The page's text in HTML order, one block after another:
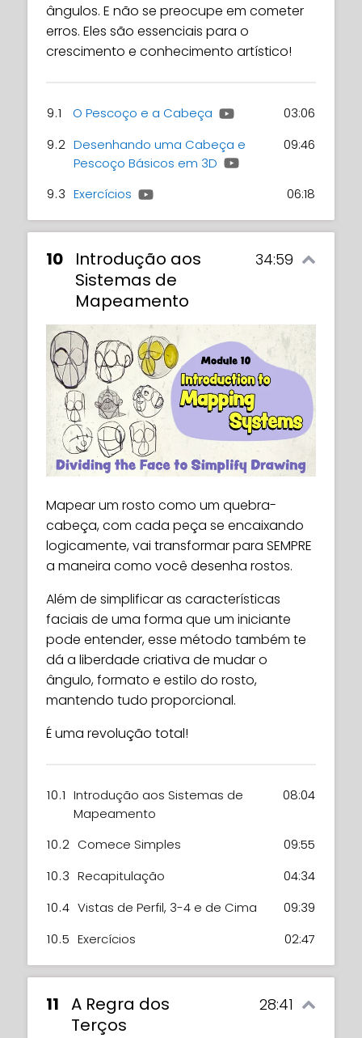
ângulos. E não se preocupe em cometer
erros. Eles são essenciais para o
crescimento e conhecimento artístico!
9.1 O Pescoço e a Cabeça
03:06
9.2 Desenhando uma Cabeça e
Pescoço Básicos em 3D
09:46
9.3 Exercícios 06:18
10
Introdução aos
Sistemas de
Mapeamento
34:59
Mapear um rosto como um quebra-
cabeça, com cada peça se encaixando
logicamente, vai transformar para SEMPRE
a maneira como você desenha rostos.
Além de simplificar as características
faciais de uma forma que um iniciante
pode entender, esse método também te
dá a liberdade criativa de mudar o
ângulo, formato e estilo do rosto,
mantendo tudo proporcional.
É uma revolução total!
10.1 Introdução aos Sistemas de
Mapeamento
08:04
10.2 Comece Simples
09:55
10.3 Recapitulação
04:34
10.4 Vistas de Perfil, 3-4 e de Cima
09:39
10.5 Exercícios 02:47
11 A Regra dos
Terços
28:41